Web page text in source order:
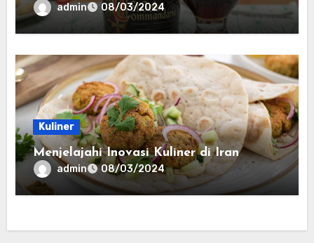
admin 08/03/2024
Kuliner
Menjelajahi Inovasi Kuliner di Iran
admin 08/03/2024